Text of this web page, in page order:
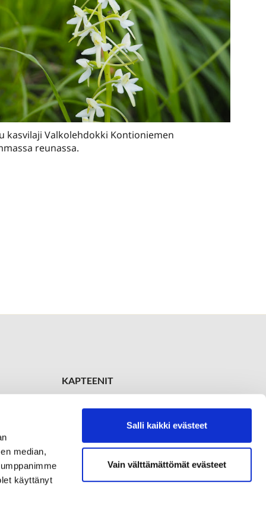
median,
käyttänyt
Salli kaikki evästeet
Vain välttämättömät evästeet
kasvilaji Valkolehdokki Kontioniemen
reunassa.
KAPTEENIT
Soile Röppänen
+358 504 638 669
Kapteeni
Juha Marola
+358 400 670 733